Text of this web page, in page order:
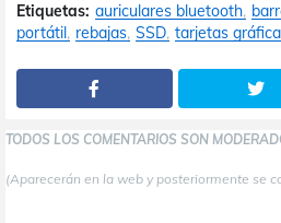
Etiquetas: auriculares bluetooth
portátil rebajas SSD tarjetas
TODOS LOS COMENTARIOS SON
(Aparecerán en la web y posteriormente se